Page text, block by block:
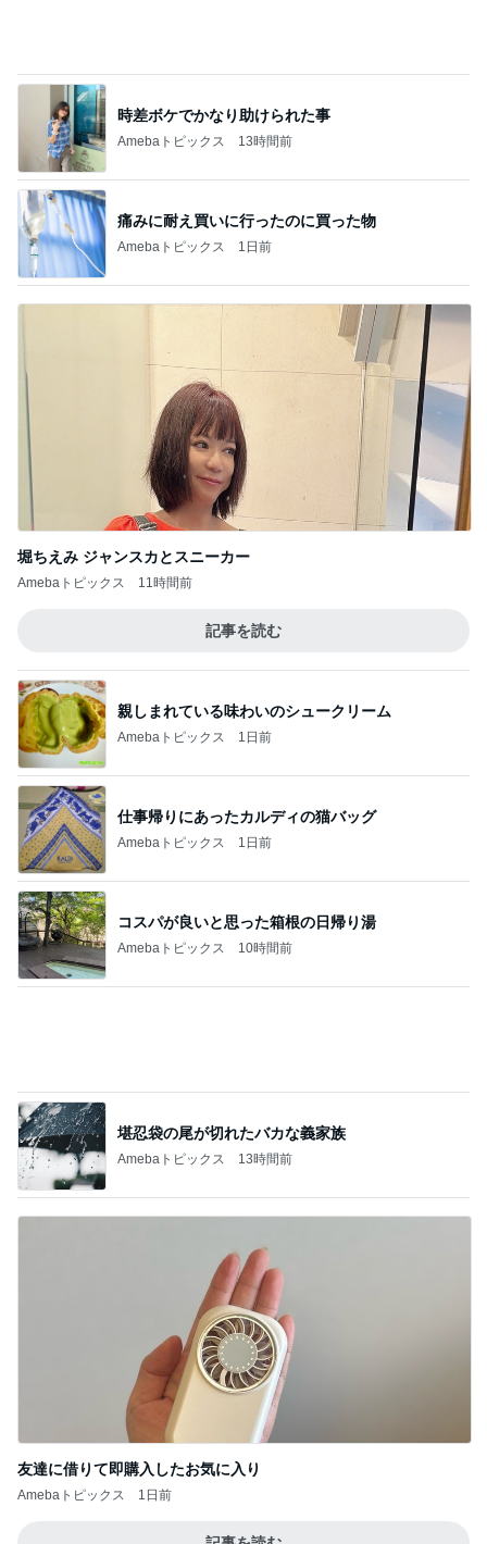
記事を読む
親しまれている味わいのシュークリーム
Amebaトピックス
仕事帰りにあったカルディの猫バッグ
コスパが良いと思った箱根の日帰り湯
Amebaトピックス 10時間前
堪忍袋の尾が切れたバカな義家族
Amebaトピックス 13時間前
友達に借りて即購入したお気に入り
Amebaトピックス
[PR]驚いたタリーズのパスタの美味しさ
加入してすぐの怖かった公演回想
Amebaトピックス
かとうかず子 娘と汗だくで草取り
田中健 妻が表参道でママ友ランチ
Amebaトピックス 20時間前